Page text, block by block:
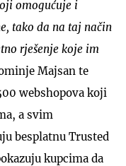
omogućuje i
tako da na taj način
rješenje koje im
Majsan te
webshopova koji
a svim
besplatnu Trusted
kupcima da